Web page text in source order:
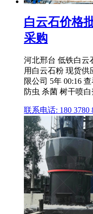
白云石价格
采购
河北邢台 低铁白云
用白云石粉 现货供
限公司 5年 00:16
防虫 杀菌 树干喷
联系电话: 180 3780